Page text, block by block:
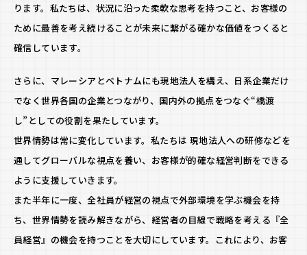
ります。私たちは、状況に沿った柔軟な思考を持つこと、お客様の
ために最善を考え続けることが未来に繋がる確かな価値をつくると
確信しています。
さらに、マレーシアとベトナムにも現地法人を構え、日系企業だけ
でなく世界各国の企業とつながり、国内外の拠点をつなぐ“橋渡
し”としての役割を果たしています。
世界情勢は常に変化しています。私たちは 現地法人への研修などを
通してグローバルな視点を養い、お客様が的確な経営判断をできる
ように支援していきます。
また半年に一度、全社員が経営の視点で外部環境を学ぶ機会を持
ち、世界情勢を読み解きながら、経営者の目線で戦略を考える『全
員経営』の機会を持つことを大切にしています。これにより、お客
ラ
ス
の